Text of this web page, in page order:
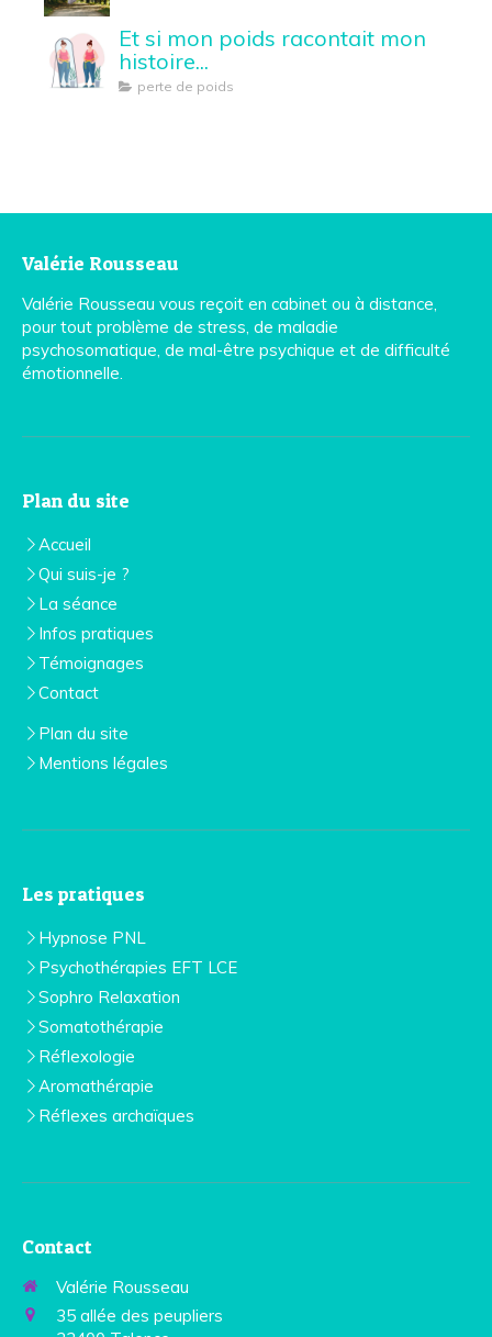
Et si mon poids racontait mon
histoire...
perte de poids
Valérie Rousseau
Valérie Rousseau vous reçoit en cabinet ou à distance,
pour tout problème de stress, de maladie
psychosomatique, de mal-être psychique et de difficulté
émotionnelle.
Plan du site
Accueil
Qui suis-je ?
La séance
Infos pratiques
Témoignages
Contact
Plan du site
Mentions légales
Les pratiques
Hypnose PNL
Psychothérapies EFT LCE
Sophro Relaxation
Somatothérapie
Réflexologie
Aromathérapie
Réflexes archaïques
Contact
Valérie Rousseau
35 allée des peupliers